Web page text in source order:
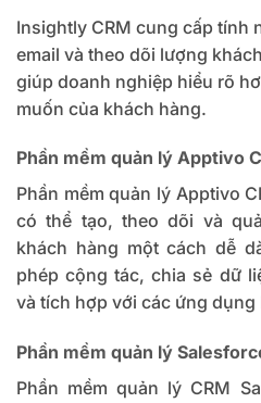
Insightly CRM cung cấp tính
email và theo dõi lượng
giúp doanh nghiệp hiểu rõ
muốn của khách hàng.
Phần mềm quản lý Apptivo
Phần mềm quản lý Apptivo
có thể tạo, theo dõi và
khách hàng một cách dễ
phép cộng tác, chia sẻ dữ
và tích hợp với các ứng dụng
Phần mềm quản lý
Phần mềm quản lý CRM